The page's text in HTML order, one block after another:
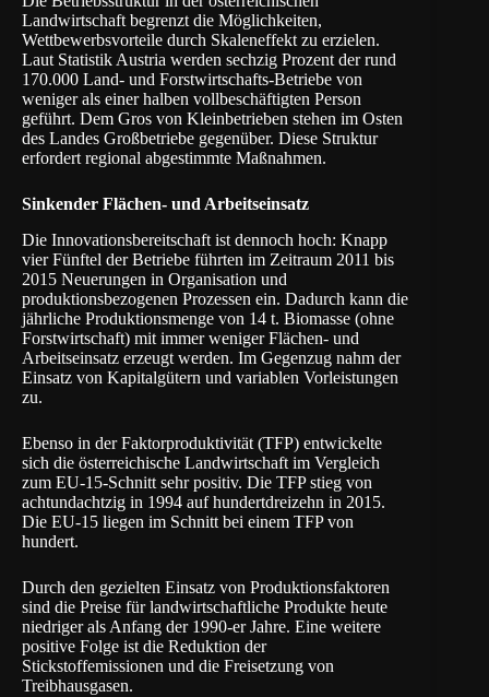
Landwirtschaft begrenzt die Möglichkeiten,
Wettbewerbsvorteile durch Skaleneffekt zu erzielen.
Laut Statistik Austria werden sechzig Prozent der rund
170.000 Land- und Forstwirtschafts-Betriebe von
weniger als einer halben vollbeschäftigten Person
geführt. Dem Gros von Kleinbetrieben stehen im Osten
des Landes Großbetriebe gegenüber. Diese Struktur
erfordert regional abgestimmte Maßnahmen.
Sinkender Flächen- und Arbeitseinsatz
Die Innovationsbereitschaft ist dennoch hoch: Knapp
vier Fünftel der Betriebe führten im Zeitraum 2011 bis
2015 Neuerungen in Organisation und
produktionsbezogenen Prozessen ein. Dadurch kann die
jährliche Produktionsmenge von 14 t. Biomasse (ohne
Forstwirtschaft) mit immer weniger Flächen- und
Arbeitseinsatz erzeugt werden. Im Gegenzug nahm der
Einsatz von Kapitalgütern und variablen Vorleistungen
zu.
Ebenso in der Faktorproduktivität (TFP) entwickelte
sich die österreichische Landwirtschaft im Vergleich
zum EU-15-Schnitt sehr positiv. Die TFP stieg von
achtundachtzig in 1994 auf hundertdreizehn in 2015.
Die EU-15 liegen im Schnitt bei einem TFP von
hundert.
Durch den gezielten Einsatz von Produktionsfaktoren
sind die Preise für landwirtschaftliche Produkte heute
niedriger als Anfang der 1990-er Jahre. Eine weitere
positive Folge ist die Reduktion der
Stickstoffemissionen und die Freisetzung von
Treibhausgasen.